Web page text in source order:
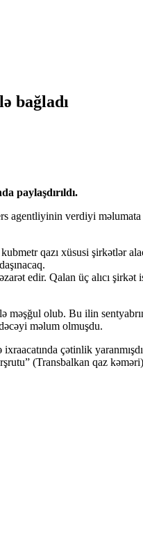
bağladı
paylaşdırıldı.
agentliyinin verdiyi
qazı xüsusi şirkətlər
edir. Qalan üç alıcı
məşğul olub. Bu ilin
məlum olmuşdu.
çətinlik
(Transbalkan qaz